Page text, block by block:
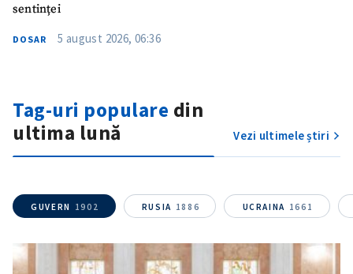
sentinței
DOSAR 5 august 2026, 06:36
Tag-uri populare din
ultima lună
Vezi ultimele știri
GUVERN 1902 RUSIA 1886 UCRAINA 1661